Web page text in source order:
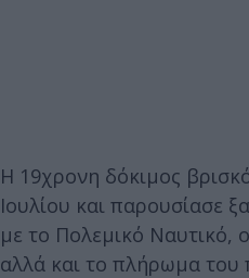
Η 19χρονη δόκιμος
Ιουλίου και παρουσίασε
με το Πολεμικό Ναυτικό,
αλλά και το πλήρωμα του